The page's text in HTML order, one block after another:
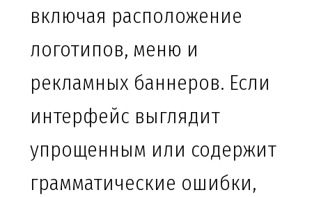
включая расположение
логотипов, меню и
рекламных баннеров. Если
интерфейс выглядит
упрощенным или содержит
грамматические ошибки,